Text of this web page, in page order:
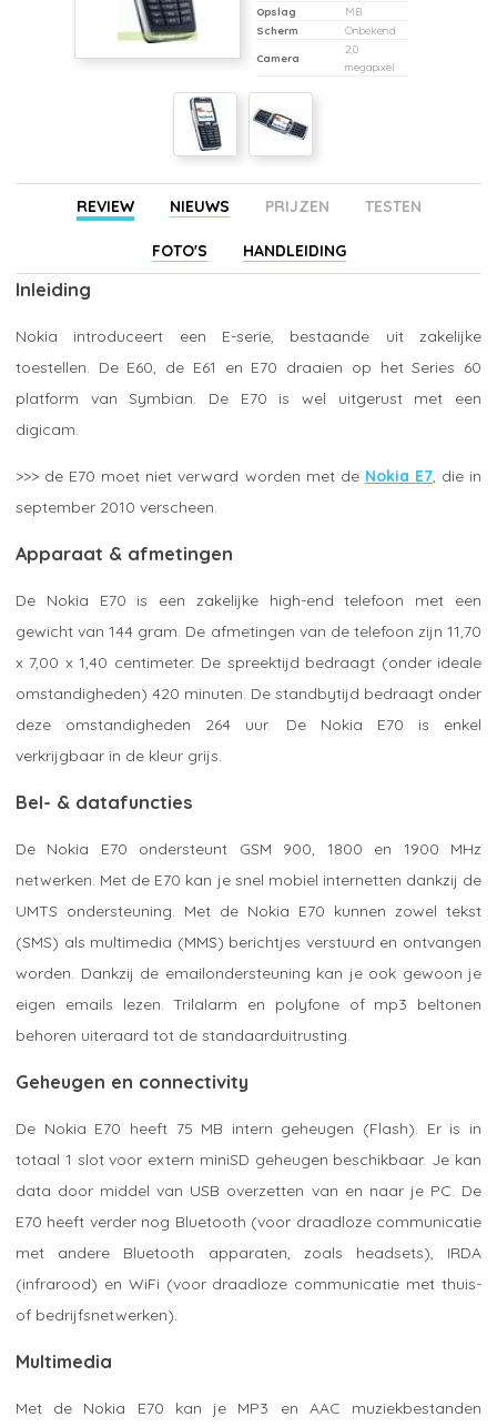
Opslag
MB
Scherm
Onbekend
Camera
2,0
megapixel
REVIEW NIEUWS PRIJZEN TESTEN
FOTO'S HANDLEIDING
Inleiding
Nokia introduceert een E-serie, bestaande uit zakelijke
toestellen. De E60, de E61 en E70 draaien op het Series 60
platform van Symbian. De E70 is wel uitgerust met een
digicam.
>>> de E70 moet niet verward worden met de Nokia E7, die in
september 2010 verscheen.
Apparaat & afmetingen
De Nokia E70 is een zakelijke high-end telefoon met een
gewicht van 144 gram. De afmetingen van de telefoon zijn 11,70
x 7,00 x 1,40 centimeter. De spreektijd bedraagt (onder ideale
omstandigheden) 420 minuten. De standbytijd bedraagt onder
deze omstandigheden 264 uur. De Nokia E70 is enkel
verkrijgbaar in de kleur grijs.
Bel- & datafuncties
De Nokia E70 ondersteunt GSM 900, 1800 en 1900 MHz
netwerken. Met de E70 kan je snel mobiel internetten dankzij de
UMTS ondersteuning. Met de Nokia E70 kunnen zowel tekst
(SMS) als multimedia (MMS) berichtjes verstuurd en ontvangen
worden. Dankzij de emailondersteuning kan je ook gewoon je
eigen emails lezen. Trilalarm en polyfone of mp3 beltonen
behoren uiteraard tot de standaarduitrusting.
Geheugen en connectivity
De Nokia E70 heeft 75 MB intern geheugen (Flash). Er is in
totaal 1 slot voor extern miniSD geheugen beschikbaar. Je kan
data door middel van USB overzetten van en naar je PC. De
E70 heeft verder nog Bluetooth (voor draadloze communicatie
met andere Bluetooth apparaten, zoals headsets), IRDA
(infrarood) en WiFi (voor draadloze communicatie met thuis-
of bedrijfsnetwerken).
Multimedia
Met de Nokia E70 kan je MP3 en AAC muziekbestanden